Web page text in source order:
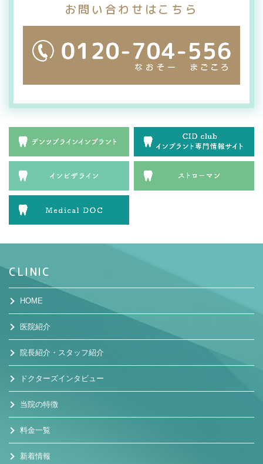
お問い合わせはこちら
CLINIC
HOME
医院紹介
院長紹介・スタッフ紹介
ドクターズインタビュー
当院の特徴
料金一覧
新着情報